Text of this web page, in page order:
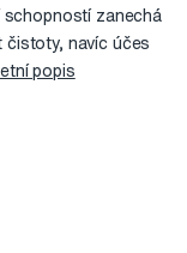
schopností zanechá
čistoty, navíc účes
popis